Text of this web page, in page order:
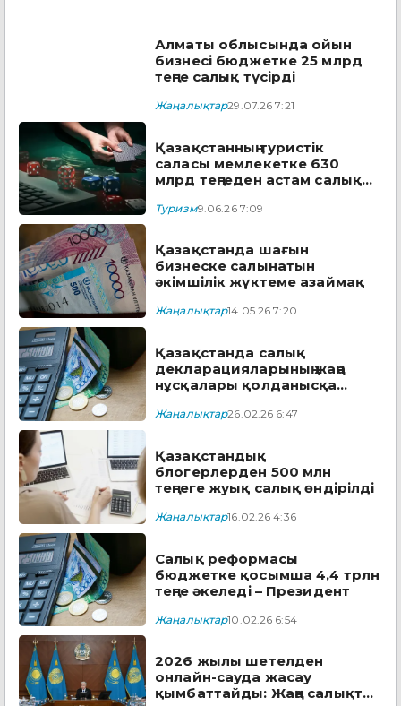
Алматы облысында ойын
бизнесі бюджетке 25 млрд
теңге салық түсірді
Жаңалықтар29.07.26 7:21
Қазақстанның туристік
саласы мемлекетке 630
млрд теңгеден астам салық
Туризм9.06.26 7:09
Қазақстанда шағын
бизнеске салынатын
әкімшілік жүктеме азаймақ
Жаңалықтар14.05.26 7:20
Қазақстанда салық
декларацияларының жаңа
нұсқалары қолданысқа
Жаңалықтар26.02.26 6:47
Қазақстандық
блогерлерден 500 млн
теңгеге жуық салық өндірілді
Жаңалықтар16.02.26 4:36
Салық реформасы
бюджетке қосымша 4,4 трлн
теңге әкеледі – Президент
Жаңалықтар10.02.26 6:54
2026 жылы шетелден
онлайн-сауда жасау
қымбаттайды: Жаңа салықтар